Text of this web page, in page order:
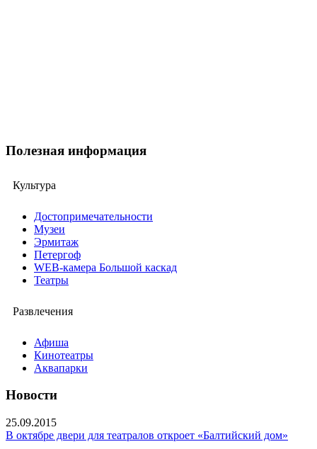
Полезная информация
Культура
Достопримечательности
Музеи
Эрмитаж
Петергоф
WEB-камера Большой каскад
Театры
Развлечения
Афиша
Кинотеатры
Аквапарки
Новости
25.09.2015
В октябре двери для театралов откроет «Балтийский дом»